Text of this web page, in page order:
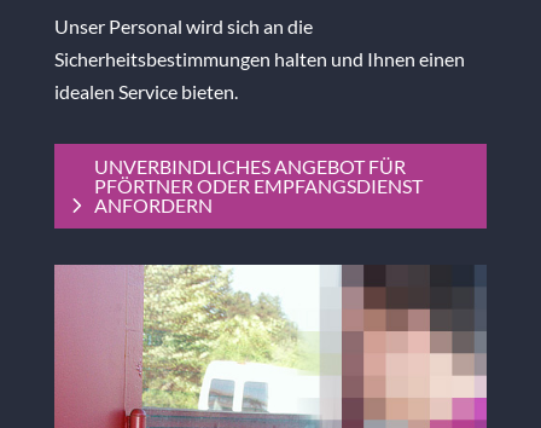
Unser Personal wird sich an die
Sicherheitsbestimmungen halten und Ihnen einen
idealen Service bieten.
UNVERBINDLICHES ANGEBOT FÜR
PFÖRTNER ODER EMPFANGSDIENST
ANFORDERN